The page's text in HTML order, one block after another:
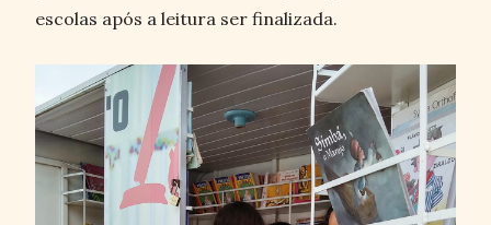
escolas após a leitura ser finalizada.